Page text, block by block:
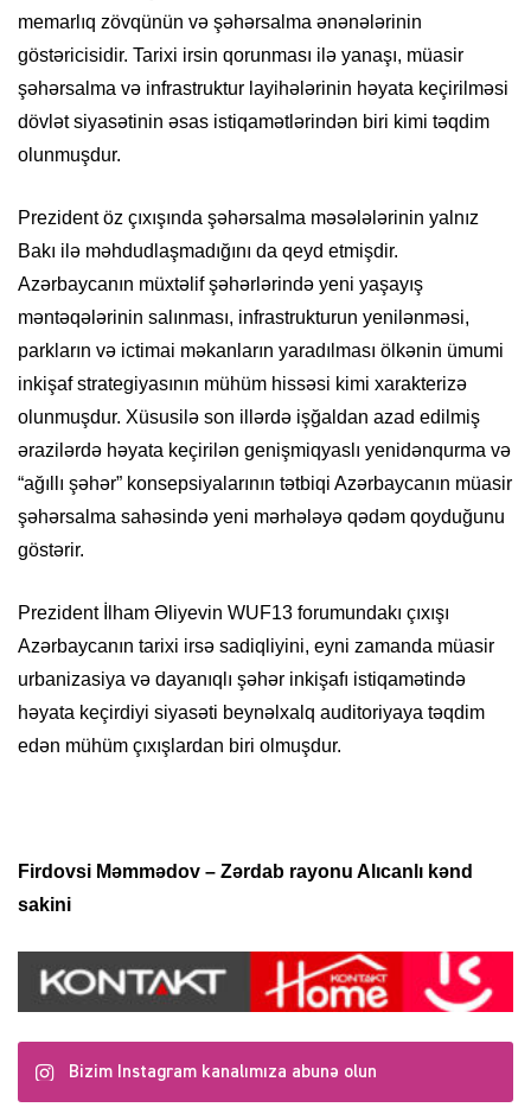
memarlıq zövqünün və şəhərsalma ənənələrinin
göstəricisidir. Tarixi irsin qorunması ilə yanaşı, müasir
şəhərsalma və infrastruktur layihələrinin həyata keçirilməsi
dövlət siyasətinin əsas istiqamətlərindən biri kimi təqdim
olunmuşdur.
Prezident öz çıxışında şəhərsalma məsələlərinin yalnız
Bakı ilə məhdudlaşmadığını da qeyd etmişdir.
Azərbaycanın müxtəlif şəhərlərində yeni yaşayış
məntəqələrinin salınması, infrastrukturun yenilənməsi,
parkların və ictimai məkanların yaradılması ölkənin ümumi
inkişaf strategiyasının mühüm hissəsi kimi xarakterizə
olunmuşdur. Xüsusilə son illərdə işğaldan azad edilmiş
ərazilərdə həyata keçirilən genişmiqyaslı yenidənqurma və
“ağıllı şəhər” konsepsiyalarının tətbiqi Azərbaycanın müasir
şəhərsalma sahəsində yeni mərhələyə qədəm qoyduğunu
göstərir.
Prezident İlham Əliyevin WUF13 forumundakı çıxışı
Azərbaycanın tarixi irsə sadiqliyini, eyni zamanda müasir
urbanizasiya və dayanıqlı şəhər inkişafı istiqamətində
həyata keçirdiyi siyasəti beynəlxalq auditoriyaya təqdim
edən mühüm çıxışlardan biri olmuşdur.
Firdovsi Məmmədov – Zərdab rayonu Alıcanlı kənd
sakini
Bizim Instagram kanalımıza abunə olun